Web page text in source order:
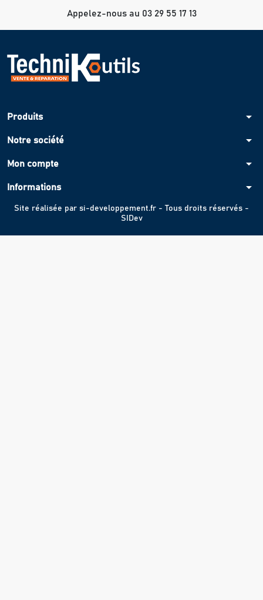
Appelez-nous au 03 29 55 17 13
Produits arrow_drop_down
Notre société arrow_drop_down
Mon compte arrow_drop_down
Informations arrow_drop_down
Site réalisée par si-developpement.fr - Tous droits réservés -
SIDev